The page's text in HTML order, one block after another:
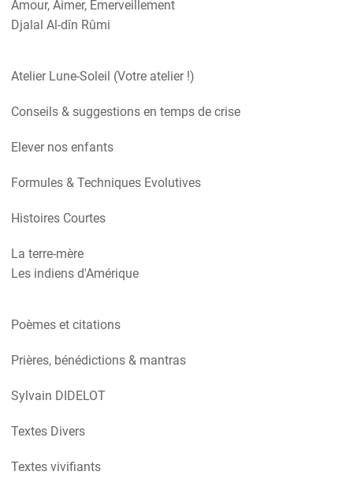
Amour, Aimer, Emerveillement
Djalal Al-dîn Rûmi
Atelier Lune-Soleil (Votre atelier !)
Conseils & suggestions en temps de crise
Elever nos enfants
Formules & Techniques Evolutives
Histoires Courtes
La terre-mère
Les indiens d'Amérique
Poèmes et citations
Prières, bénédictions & mantras
Sylvain DIDELOT
Textes Divers
Textes vivifiants